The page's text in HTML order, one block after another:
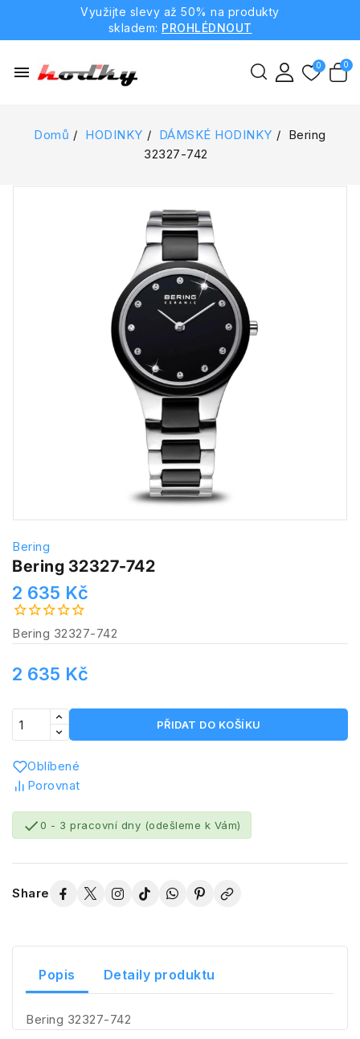
Využijte slevy až 50% na produkty
skladem: PROHLÉDNOUT
menu
Domů HODINKY DÁMSKÉ HODINKY
Bering
32327-742
Bering
Bering 32327-742
2 635 Kč
Bering 32327-742
2 635 Kč
PŘIDAT DO KOŠÍKU
Oblíbené
Porovnat
0 - 3 pracovní dny (odešleme k Vám)
Share
Popis Detaily produktu
Bering 32327-742